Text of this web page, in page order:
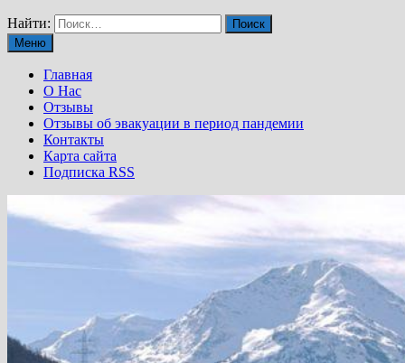
Найти:
Меню
Главная
О Нас
Отзывы
Отзывы об эвакуации в период пандемии
Контакты
Карта сайта
Подписка RSS